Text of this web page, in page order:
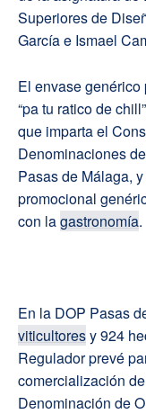
Superiores de
García e Ismael
El envase
“pa tu ratico de
que imparta el
Denominaciones
Pasas de Málaga,
promocional
con lagastronomía.
En la DOP Pasas
viticultoresy 924
Regulador prevé
comercialización
Denominación de